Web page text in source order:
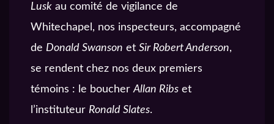
Lusk au comité de vigilance de
Whitechapel, nos inspecteurs, accompagné
de Donald Swanson et Sir Robert Anderson,
se rendent chez nos deux premiers
témoins : le boucherAllan Ribs et
l’instituteur Ronald Slates.